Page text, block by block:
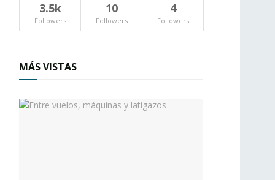
3.5k
Followers
10
Followers
4
Followers
MÁS VISTAS